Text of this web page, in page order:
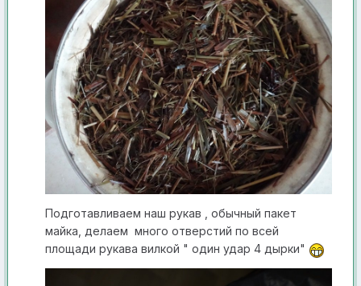
П одгот авливаем наш рукав , обычный пакет
майка, делаем много отверстий по всей
площади рукава вилкой " один удар 4 дырки"